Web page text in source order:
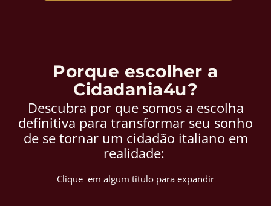
Porque escolher a
Cidadania4u?
Descubra por que somos a escolha
definitiva para transformar seu sonho
de se tornar um cidadão italiano em
realidade:
Clique em algum título para expandir